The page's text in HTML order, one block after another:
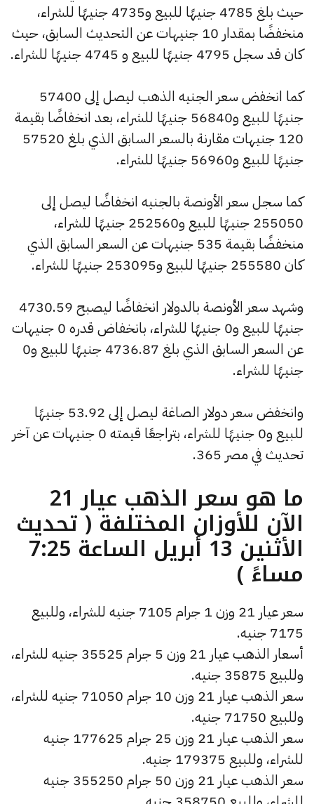
حيث بلغ 4785 جنيهًا للبيع و4735 جنيهًا للشراء،
منخفضًا بمقدار 10 جنيهات عن التحديث السابق، حيث
كان قد سجل 4795 جنيهًا للبيع و 4745 جنيهًا للشراء.
كما انخفض سعر الجنيه الذهب ليصل إلى 57400
جنيهًا للبيع و56840 جنيهًا للشراء، بعد انخفاضًا بقيمة
120 جنيهات مقارنة بالسعر السابق الذي بلغ 57520
جنيهًا للبيع و56960 جنيهًا للشراء.
كما سجل سعر الأونصة بالجنيه انخفاضًا ليصل إلى
255050 جنيهًا للبيع و252560 جنيهًا للشراء،
منخفضًا بقيمة 535 جنيهات عن السعر السابق الذي
كان 255580 جنيهًا للبيع و253095 جنيهًا للشراء.
وشهد سعر الأونصة بالدولار انخفاضًا ليصبح 4730.59
جنيهًا للبيع و0 جنيهًا للشراء، بانخفاض قدره 0 جنيهات
عن السعر السابق الذي بلغ 4736.87 جنيهًا للبيع و0
جنيهًا للشراء.
وانخفض سعر دولار الصاغة ليصل إلى 53.92 جنيهًا
للبيع و0 جنيهًا للشراء، بتراجعًا قيمته 0 جنيهات عن آخر
تحديث في مصر 365.
ما هو سعر الذهب عيار 21
الآن للأوزان المختلفة ( تحديث
الأثنين 13 أبريل الساعة 7:25
مساءً )
سعر عيار 21 وزن 1 جرام 7105 جنيه للشراء، وللبيع
7175 جنيه.
أسعار الذهب عيار 21 وزن 5 جرام 35525 جنيه للشراء،
وللبيع 35875 جنيه.
سعر الذهب عيار 21 وزن 10 جرام 71050 جنيه للشراء،
وللبيع 71750 جنيه.
سعر الذهب عيار 21 وزن 25 جرام 177625 جنيه
للشراء، وللبيع 179375 جنيه.
سعر الذهب عيار 21 وزن 50 جرام 355250 جنيه